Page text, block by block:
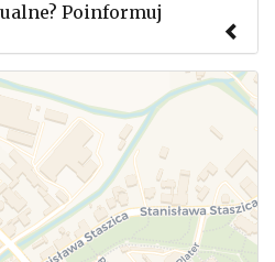
Poinformuj
przesłać informację o
mityngu.